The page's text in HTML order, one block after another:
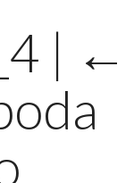
| ←